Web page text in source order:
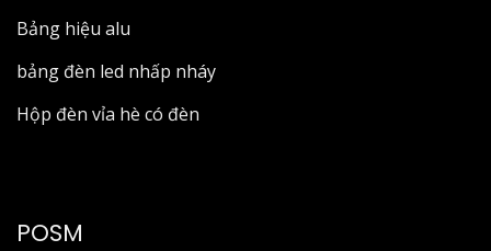
Bảng hiệu alu
bảng đèn led nhấp nháy
Hộp đèn vỉa hè có đèn
POSM